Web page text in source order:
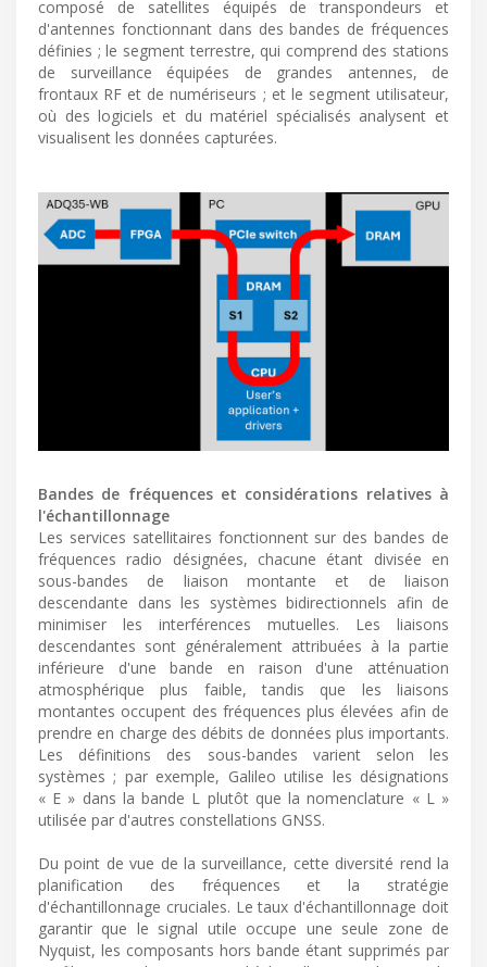
composé de satellites équipés de transpondeurs et
d'antennes fonctionnant dans des bandes de fréquences
définies ; le segment terrestre, qui comprend des stations
de surveillance équipées de grandes antennes, de
frontaux RF et de numériseurs ; et le segment utilisateur,
où des logiciels et du matériel spécialisés analysent et
visualisent les données capturées.
Bandes de fréquences et considérations relatives à
l'échantillonnage
Les services satellitaires fonctionnent sur des bandes de
fréquences radio désignées, chacune étant divisée en
sous-bandes de liaison montante et de liaison
descendante dans les systèmes bidirectionnels afin de
minimiser les interférences mutuelles. Les liaisons
descendantes sont généralement attribuées à la partie
inférieure d'une bande en raison d'une atténuation
atmosphérique plus faible, tandis que les liaisons
montantes occupent des fréquences plus élevées afin de
prendre en charge des débits de données plus importants.
Les définitions des sous-bandes varient selon les
systèmes ; par exemple, Galileo utilise les désignations
« E » dans la bande L plutôt que la nomenclature « L »
utilisée par d'autres constellations GNSS.
Du point de vue de la surveillance, cette diversité rend la
planification des fréquences et la stratégie
d'échantillonnage cruciales. Le taux d'échantillonnage doit
garantir que le signal utile occupe une seule zone de
Nyquist, les composants hors bande étant supprimés par